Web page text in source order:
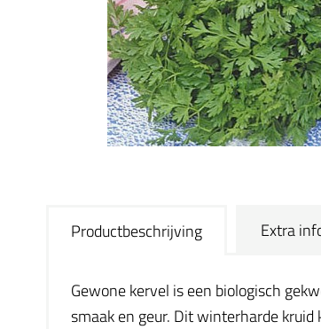
Productbeschrijving Extra
Gewone kervel is een biologisch
smaak en geur. Dit winterharde